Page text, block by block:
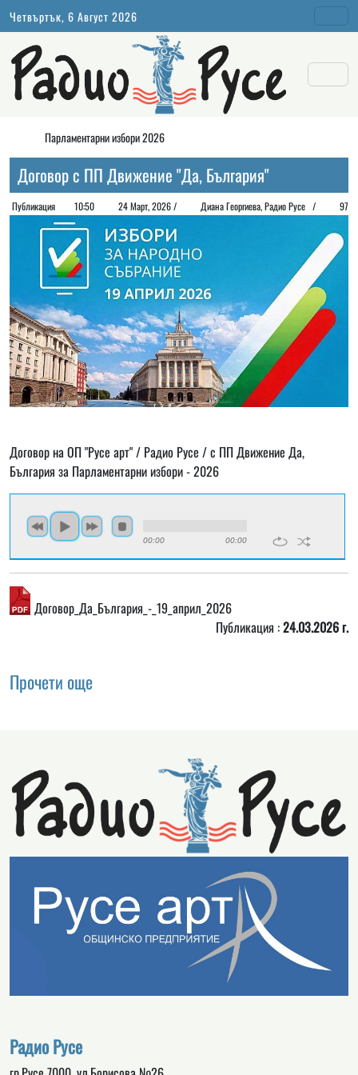
Четвъртък, 6 Август 2026
Парламентарни избори 2026
Договор с ПП Движение "Да, България"
Публикация 10:50 24 Март, 2026 / Диана Георгиeва, Радио Русе / 97
Договор на ОП "Русе арт" / Радио Русе / с ПП Движение Да,
България за Парламентарни избори - 2026
00:00 00:00
Договор_Да_България_-_19_април_2026
Публикация :24.03.2026 г.
Прочети още
Радио Русе